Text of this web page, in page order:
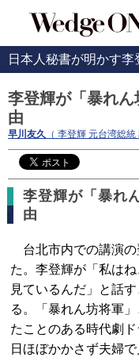
日本人秘書が明かす
李登輝が「暴れ
由
早川友久 （ 李登輝 元台湾総統
李登輝が「暴れ
由
台北市内での講演の
た。李登輝が「私は
見ているんだ」と話
る。「暴れん坊将軍
たことのある時代劇
日ほぼかかさず夫婦